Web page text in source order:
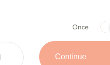
Once
Continue